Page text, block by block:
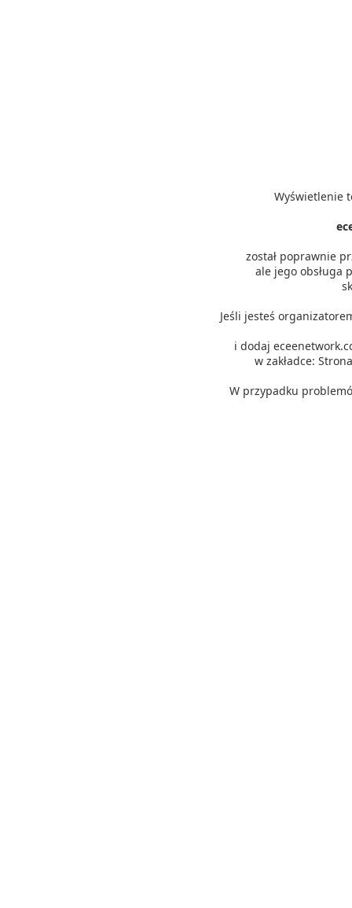
Wyświetlenie
został poprawnie
ale jego obsługa
Jeśli jesteś
i dodaj
w zakładce:
W przypadku